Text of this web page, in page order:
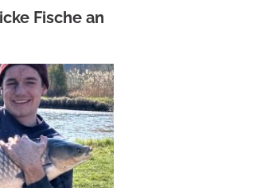
Fische an